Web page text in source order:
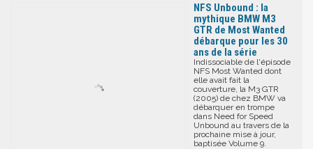
NFS Unbound : la
mythique BMW M3
GTR de Most Wanted
débarque pour les 30
ans de la série
Indissociable de l'épisode
NFS Most Wanted dont
elle avait fait la
couverture, la M3 GTR
(2005) de chez BMW va
débarquer en trompe
dans Need for Speed
Unbound au travers de la
prochaine mise à jour,
baptisée Volume 9.